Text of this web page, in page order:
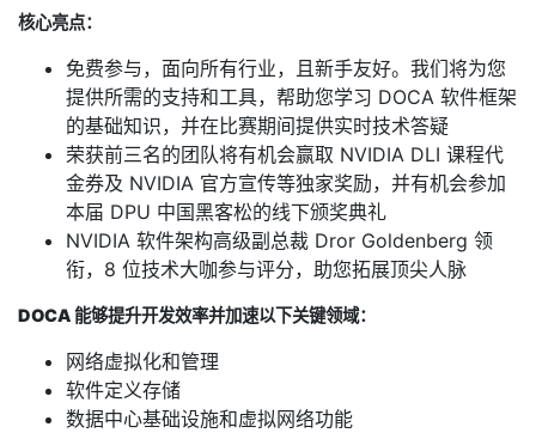
核心亮点：
免费参与，面向所有行业，且新手友好。我们将为您
提供所需的支持和工具，帮助您学习 DOCA 软件框架
的基础知识，并在比赛期间提供实时技术答疑
荣获前三名的团队将有机会赢取 NVIDIA DLI 课程代
金券及 NVIDIA 官方宣传等独家奖励，并有机会参加
本届 DPU 中国黑客松的线下颁奖典礼
NVIDIA 软件架构高级副总裁 Dror Goldenberg 领
衔，8 位技术大咖参与评分，助您拓展顶尖人脉
DOCA 能够提升开发效率并加速以下关键领域：
网络虚拟化和管理
软件定义存储
数据中心基础设施和虚拟网络功能